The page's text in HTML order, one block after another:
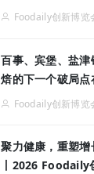
球TOP级烘焙实
Foodaily创新博览
百事、宾堡、盐
焙的下一个破局点
Foodaily创新博览
聚力健康，重塑增
丨2026 Foodaily